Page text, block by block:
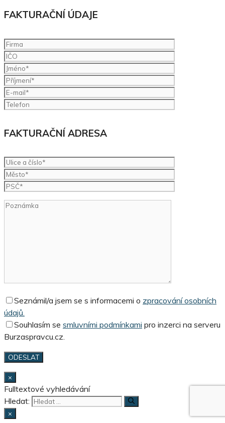
FAKTURAČNÍ ÚDAJE
FAKTURAČNÍ ADRESA
Seznámil/a jsem se s informacemi o zpracování osobních
údajů.
Souhlasím se smluvními podmínkami pro inzerci na serveru
Burzaspravcu.cz.
×
Fulltextové vyhledávání
Hledat:
×